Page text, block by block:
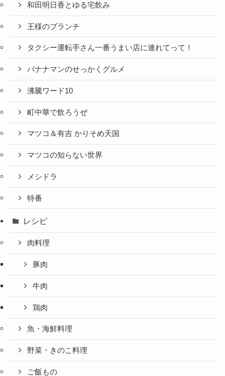
和田明日香とゆる宅飲み
王様のブランチ
タクシー運転手さん一番うまい店に連れてって！
バナナマンのせっかくグルメ
沸騰ワード10
町中華で飲ろうぜ
マツコ＆有吉 かりそめ天国
マツコの知らない世界
メシドラ
特番
レシピ
肉料理
豚肉
牛肉
鶏肉
魚・海鮮料理
野菜・きのこ料理
ご飯もの